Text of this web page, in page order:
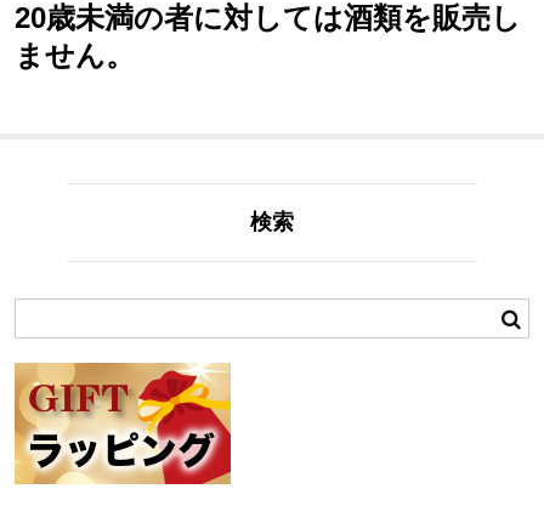
20歳未満の者に対しては酒類を販売し
ません。
検索